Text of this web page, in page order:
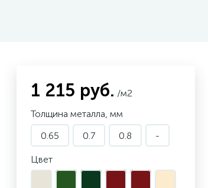
1 215 руб. /м2
Толщина металла, мм
0.65
0.7 0.8 -
Цвет